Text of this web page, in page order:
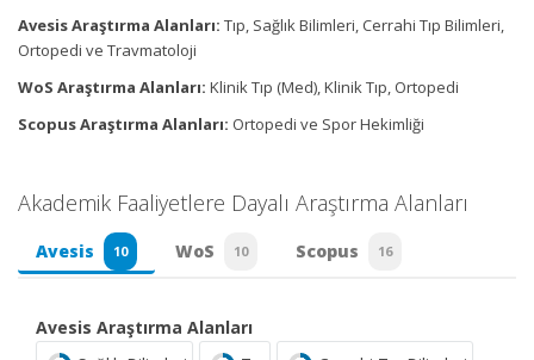
Avesis Araştırma Alanları: Tıp, Sağlık Bilimleri, Cerrahi Tıp Bilimleri,
Ortopedi ve Travmatoloji
WoS Araştırma Alanları: Klinik Tıp (Med), Klinik Tıp, Ortopedi
Scopus Araştırma Alanları: Ortopedi ve Spor Hekimliği
Akademik Faaliyetlere Dayalı Araştırma Alanları
Avesis 10 WoS 10 Scopus 16
Avesis Araştırma Alanları